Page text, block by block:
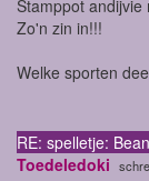
Stamppot
Zo'n zin in!!!
Welke sporten
RE: spelletje:
Toedeledoki